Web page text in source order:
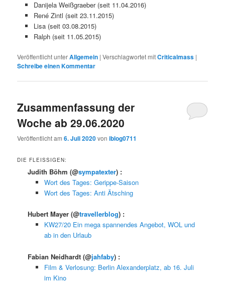
Danijela Weißgraeber (seit 11.04.2016)
René Zintl (seit 23.11.2015)
Lisa (seit 03.08.2015)
Ralph (seit 11.05.2015)
Veröffentlicht unterAllgemein |Verschlagwortet mitCriticalmass |
Schreibe einen Kommentar
Zusammenfassung der
Woche ab 29.06.2020
Veröffentlicht am6. Juli 2020voniblog0711
DIE FLEISSIGEN:
Judith Böhm(@sympatexter) :
Wort des Tages: Gerippe-Saison
Wort des Tages: Anti Ätsching
Hubert Mayer(@travellerblog) :
KW27/20 Ein mega spannendes Angebot, WOL und
ab in den Urlaub
Fabian Neidhardt(@jahfaby) :
Film & Verlosung: Berlin Alexanderplatz, ab 16. Juli
im Kino